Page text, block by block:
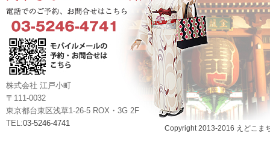
株式会社 江戸小町
〒111-0032
東京都台東区浅草1-26-5 ROX・3G 2F
TEL:03-5246-4741
Copyright 2013-2016 えどこま